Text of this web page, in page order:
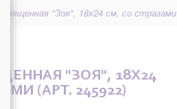
освященная "Зоя", 18x24 см, со стразами
"ЗОЯ", 18X24
(АРТ. 245922)